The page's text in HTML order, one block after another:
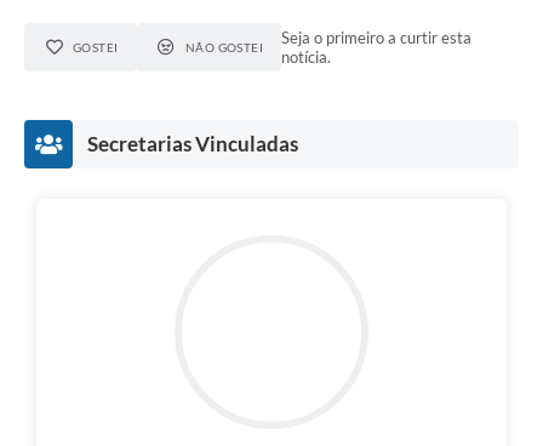
GOSTEI NÃO GOSTEI
Seja o primeiro a curtir esta
notícia.
Secretarias Vinculadas